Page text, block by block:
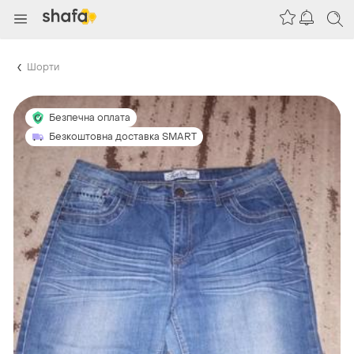
Шорти
Безпечна оплата
Безкоштовна доставка SMART